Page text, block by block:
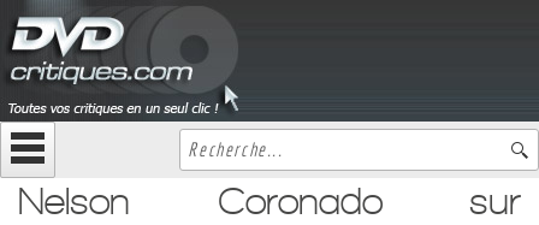
Nelson Coronado sur